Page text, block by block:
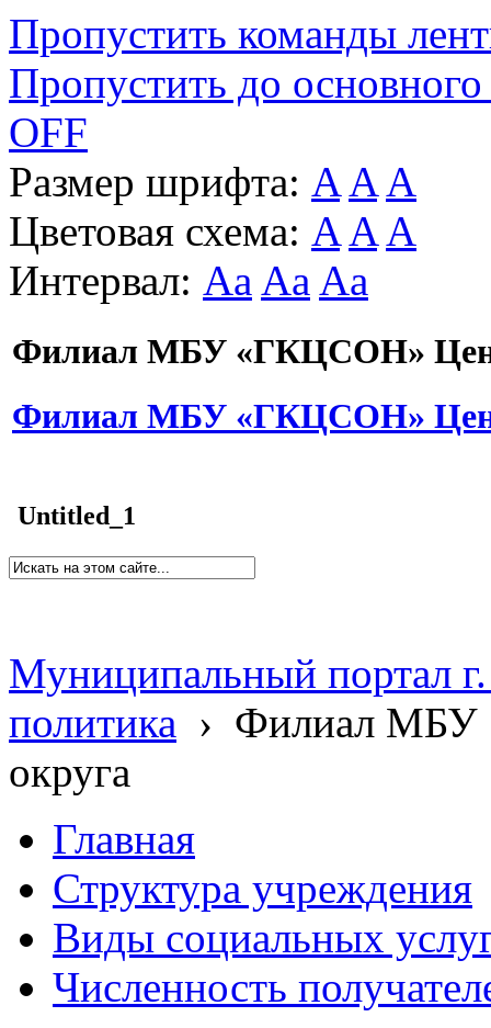
Пропустить команды
Пропустить до основного
OFF
Размер шрифта: A A A
Цветовая схема: A A A
Интервал: Aa Aa Aa
Филиал МБУ «ГКЦСОН»
Филиал МБУ «ГКЦСОН»
Untitled_1
Муниципальный портал
политика › Филиал МБУ
округа
Главная
Структура учреждения
Виды социальных
Численность